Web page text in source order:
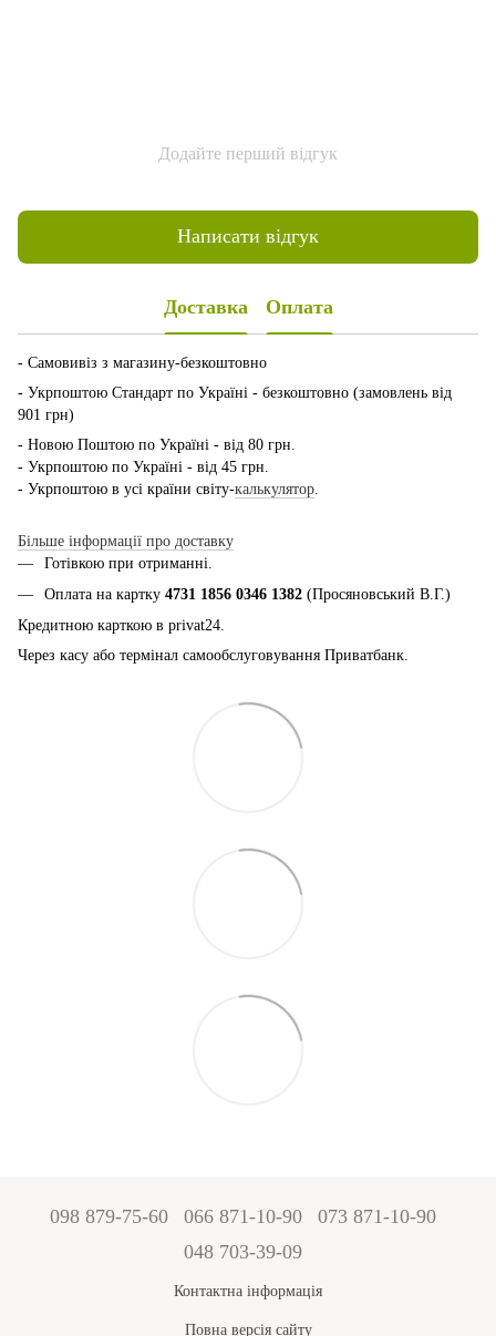
Додайте перший відгук
Написати відгук
Доставка Оплата
- Самовивіз з магазину-безкоштовно
- Укрпоштою Стандарт по Україні - безкоштовно (замовлень від
901 грн)
- Новою Поштою по Україні - від 80 грн.
- Укрпоштою по Україні - від 45 грн.
- Укрпоштою в усі країни світу-калькулятор
Більше інформації про доставку
Готівкою при отриманні.
Оплата на картку 4731 1856 0346 1382 (Просяновський В.Г.)
Кредитною карткою в privat24.
Через касу або термінал самообслуговування Приватбанк.
098 879-75-60 066 871-10-90
073 871-10-90
048 703-39-09
Контактна інформація
Повна версія сайту